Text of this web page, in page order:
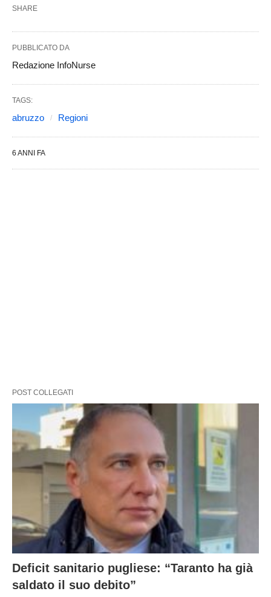
SHARE
PUBBLICATO DA
Redazione InfoNurse
TAGS:
abruzzo Regioni
6 ANNI FA
POST COLLEGATI
Deficit sanitario pugliese: “Taranto ha già
saldato il suo debito”